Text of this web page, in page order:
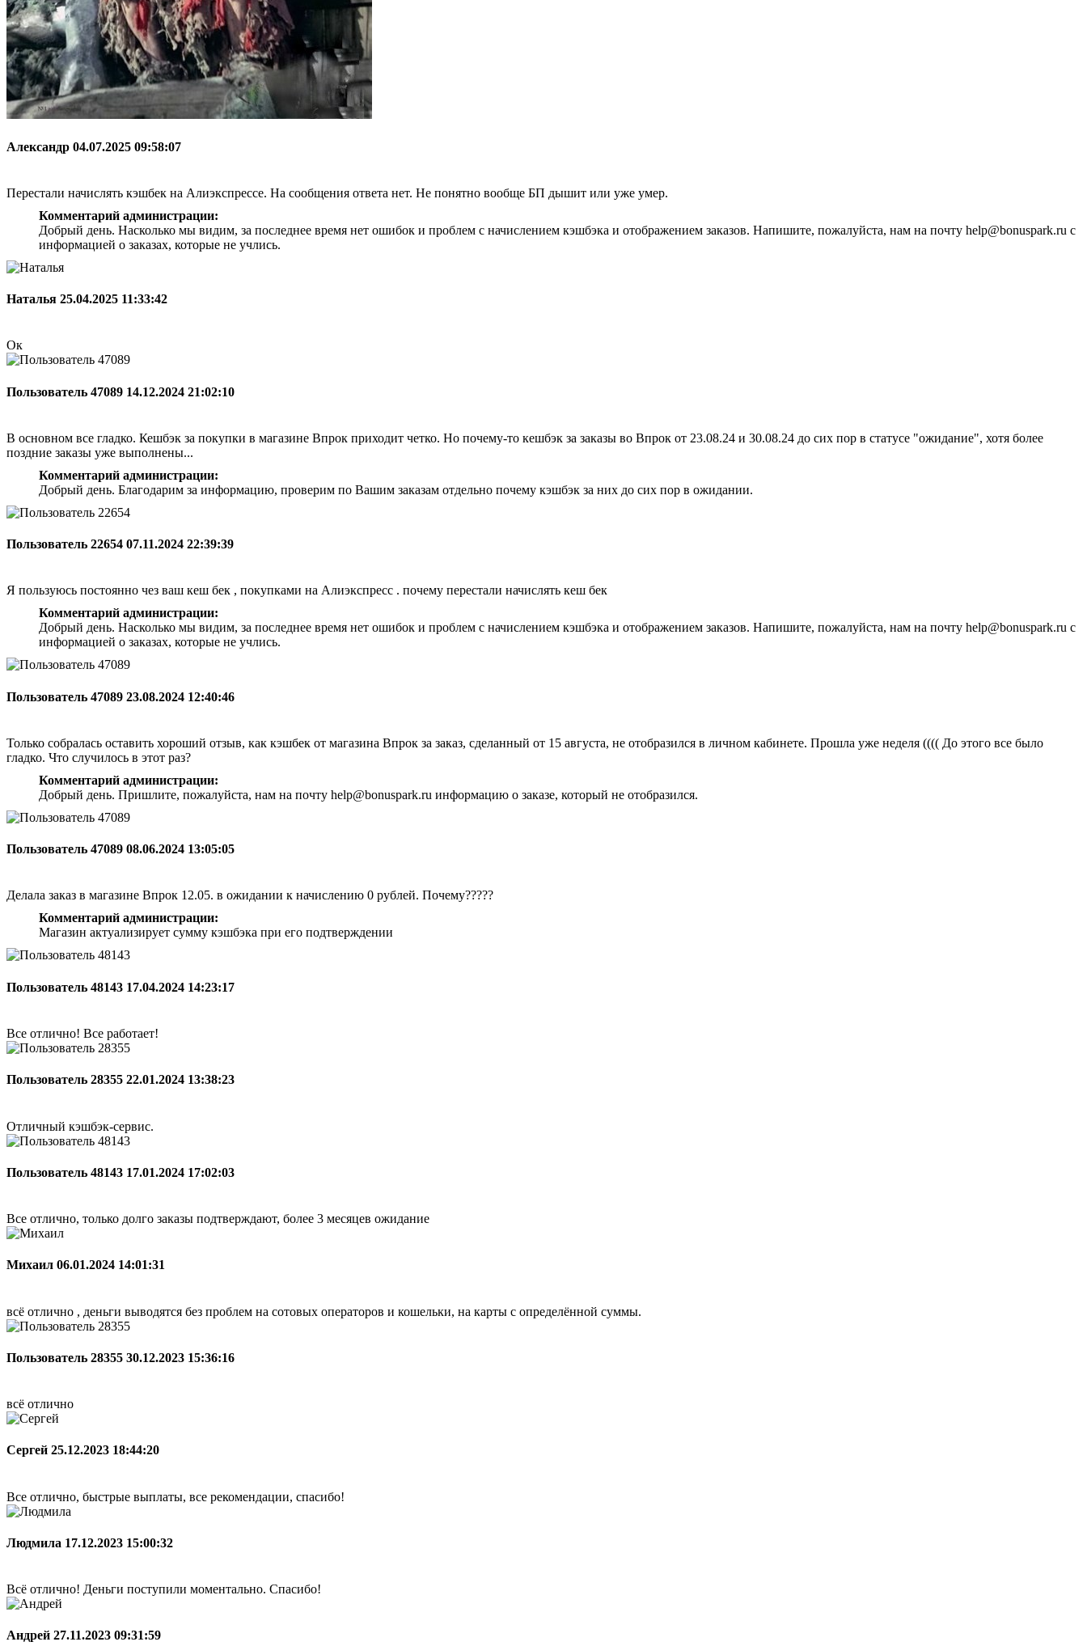
Александр 04.07.2025 09:58:07
Перестали начислять кэшбек на Алиэкспрессе. На сообщения ответа нет. Не понятно вообще БП дышит или уже умер.
Комментарий администрации:
Добрый день. Насколько мы видим, за последнее время нет ошибок и проблем с начислением кэшбэка и отображением заказов. Напишите, пожалуйста, нам на почту help@bonuspark.ru с
информацией о заказах, которые не учлись.
Наталья 25.04.2025 11:33:42
Ок
Пользователь 47089 14.12.2024 21:02:10
В основном все гладко. Кешбэк за покупки в магазине Впрок приходит четко. Но почему-то кешбэк за заказы во Впрок от 23.08.24 и 30.08.24 до сих пор в статусе "ожидание", хотя более
поздние заказы уже выполнены...
Комментарий администрации:
Добрый день. Благодарим за информацию, проверим по Вашим заказам отдельно почему кэшбэк за них до сих пор в ожидании.
Пользователь 22654 07.11.2024 22:39:39
Я пользуюсь постоянно чез ваш кеш бек , покупками на Алиэкспресс . почему перестали начислять кеш бек
Комментарий администрации:
Добрый день. Насколько мы видим, за последнее время нет ошибок и проблем с начислением кэшбэка и отображением заказов. Напишите, пожалуйста, нам на почту help@bonuspark.ru с
информацией о заказах, которые не учлись.
Пользователь 47089 23.08.2024 12:40:46
Только собралась оставить хороший отзыв, как кэшбек от магазина Впрок за заказ, сделанный от 15 августа, не отобразился в личном кабинете. Прошла уже неделя (((( До этого все было
гладко. Что случилось в этот раз?
Комментарий администрации:
Добрый день. Пришлите, пожалуйста, нам на почту help@bonuspark.ru информацию о заказе, который не отобразился.
Пользователь 47089 08.06.2024 13:05:05
Делала заказ в магазине Впрок 12.05. в ожидании к начислению 0 рублей. Почему?????
Комментарий администрации:
Магазин актуализирует сумму кэшбэка при его подтверждении
Пользователь 48143 17.04.2024 14:23:17
Все отлично! Все работает!
Пользователь 28355 22.01.2024 13:38:23
Отличный кэшбэк-сервис.
Пользователь 48143 17.01.2024 17:02:03
Все отлично, только долго заказы подтверждают, более 3 месяцев ожидание
Михаил 06.01.2024 14:01:31
всё отлично , деньги выводятся без проблем на сотовых операторов и кошельки, на карты с определённой суммы.
Пользователь 28355 30.12.2023 15:36:16
всё отлично
Сергей 25.12.2023 18:44:20
Все отлично, быстрые выплаты, все рекомендации, спасибо!
Людмила 17.12.2023 15:00:32
Всё отлично! Деньги поступили моментально. Спасибо!
Андрей 27.11.2023 09:31:59